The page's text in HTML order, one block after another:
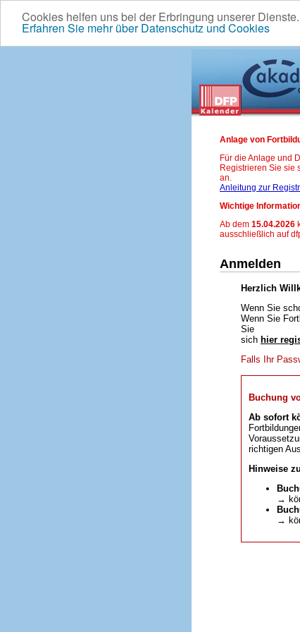
Cookies helfen uns bei der Erbringung unserer
Erfahren Sie mehr über Datenschutz und Cookies
Anlage von
Für die Anlage und
Registrieren Sie sie
an.
Anleitung zur
Wichtige
Ab dem 15.04.2026
ausschließlich auf
Anmelden
Herzlich
Wenn Sie
Wenn Sie
Sie
sich hier
Falls Ihr
Buchung
Ab sofort
richtigen
Hinweise
→
→